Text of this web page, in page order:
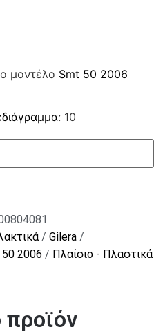
μοντέλο Smt 50 2006
: 10
/ Gilera /
2006 / Πλαίσιο - Πλαστικά
προϊόν